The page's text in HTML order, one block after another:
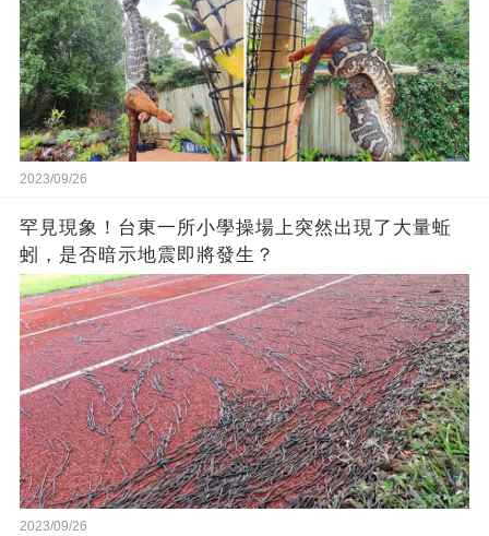
2023/09/26
罕見現象！台東一所小學操場上突然出現了大量蚯
蚓，是否暗示地震即將發生？
2023/09/26